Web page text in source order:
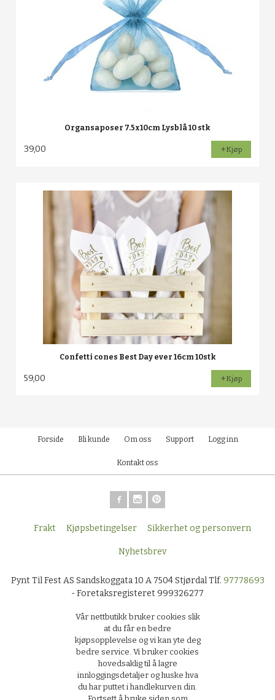
Organsaposer 7.5x10cm Lysblå 10 stk
39,00 Kjøp
Confetti cones Best Day ever 16cm 10stk
59,00 Kjøp
Forside Bli kunde Om oss Support Logg inn
Kontakt oss
Frakt Kjøpsbetingelser Sikkerhet og personvern
Nyhetsbrev
Pynt Til Fest AS Sandskoggata 10 A 7504 Stjørdal Tlf. 97778693
- Foretaksregisteret 999326277
Vår nettbutikk bruker cookies slik
at du får en bedre
kjøpsopplevelse og vi kan yte deg
bedre service. Vi bruker cookies
hovedsaklig til å lagre
innloggingsdetaljer og huske hva
du har puttet i handlekurven din.